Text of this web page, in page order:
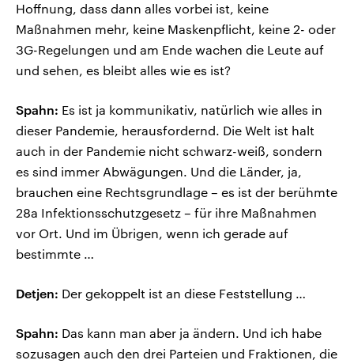
Hoffnung, dass dann alles vorbei ist, keine
Maßnahmen mehr, keine Maskenpflicht, keine 2- oder
3G-Regelungen und am Ende wachen die Leute auf
und sehen, es bleibt alles wie es ist?
Spahn: Es ist ja kommunikativ, natürlich wie alles in
dieser Pandemie, herausfordernd. Die Welt ist halt
auch in der Pandemie nicht schwarz-weiß, sondern
es sind immer Abwägungen. Und die Länder, ja,
brauchen eine Rechtsgrundlage – es ist der berühmte
28a Infektionsschutzgesetz – für ihre Maßnahmen
vor Ort. Und im Übrigen, wenn ich gerade auf
bestimmte …
Detjen: Der gekoppelt ist an diese Feststellung …
Spahn: Das kann man aber ja ändern. Und ich habe
sozusagen auch den drei Parteien und Fraktionen, die